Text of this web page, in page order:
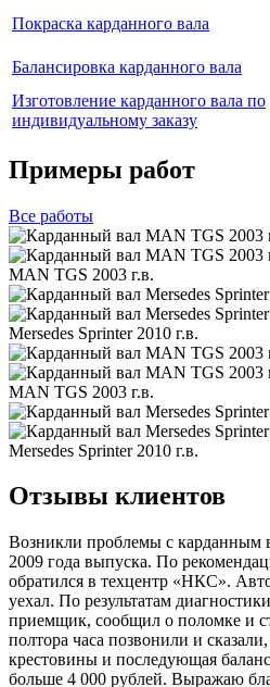
Покраска карданного вала
Балансировка карданного вала
Изготовление карданного вала по
индивидуальному заказу
Примеры работ
Все работы
MAN TGS 2003 г.в.
Mersedes Sprinter 2010 г.в.
MAN TGS 2003 г.в.
Mersedes Sprinter 2010 г.в.
Отзывы клиентов
Возникли проблемы с карданным
2009 года выпуска. По
обратился в техцентр «НКС».
уехал. По результатам
приемщик, сообщил о поломке и
полтора часа позвонили и
крестовины и последующая
больше 4 000 рублей. Выражаю